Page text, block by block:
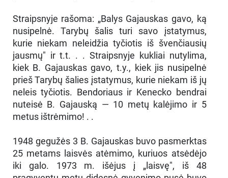
Straipsnyje rašoma: „Balys Gajauskas gavo, ką
nusipelnė. Tarybų šalis turi savo įstatymus,
kurie niekam neleidžia tyčiotis iš švenčiausių
jausmų" ir t.t. . . Straipsnyje kukliai nutylima,
kiek B. Gajauskas gavo, t.y., kiek jis nusipelnė
prieš Tarybų šalies įstatymus, kurie niekam iš jų
neleis tyčiotis. Bendoriaus ir Kenecko bendrai
nuteisė B. Gajauską — 10 metų kalėjimo ir 5
metus ištrėmimo! . .
1948 gegužės 3 B. Gajauskas buvo pasmerktas
25 metams laisvės atėmimo, kuriuos atsėdėjo
iki galo. 1973 m. išėjus į „laisvę", iš 48